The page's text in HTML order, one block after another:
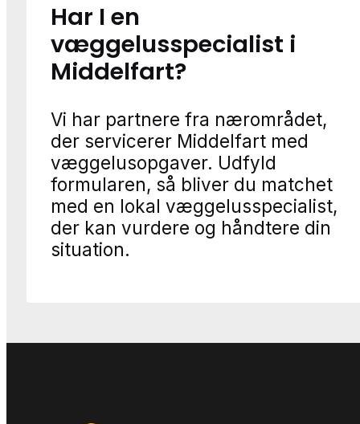
Har I en
væggelusspecialist i
Middelfart?
Vi har partnere fra nærområdet,
der servicerer Middelfart med
væggelusopgaver. Udfyld
formularen, så bliver du matchet
med en lokal væggelusspecialist,
der kan vurdere og håndtere din
situation.